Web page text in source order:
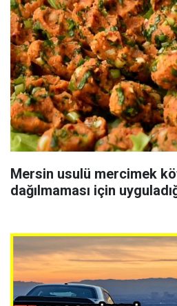
Mersin usulü mercimek
dağılmaması için